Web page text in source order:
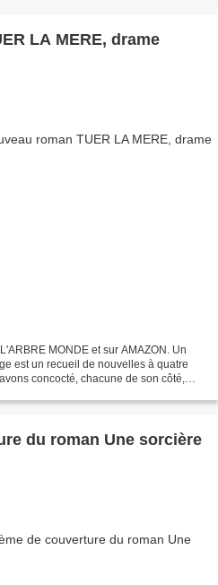
LA MERE, drame
MONDE et sur AMAZON. Un
est un recueil de nouvelles à quatre
concocté, chacune de son côté,
du roman Une sorcière